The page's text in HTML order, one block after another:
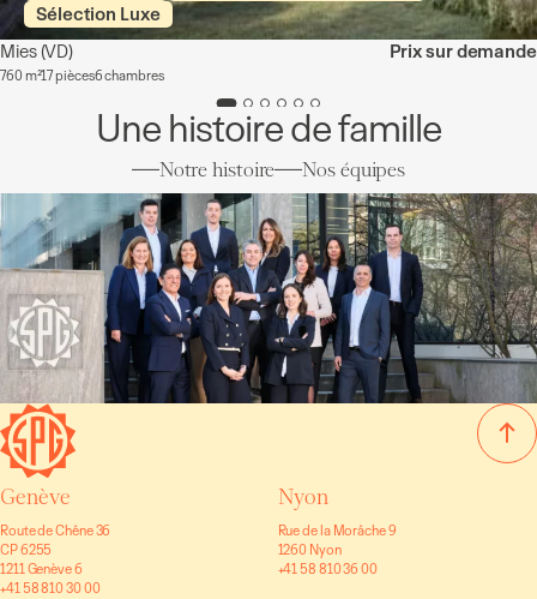
Sélection Luxe
Mies(VD)
760 m²17 pièces6 chambres
Prix sur demande
Une histoire de famille
Notre histoire Nos équipes
Genève
Route de Chêne 36
CP 6255
1211 Genève 6
+41 58 810 30 00
Nyon
Rue de la Morâche 9
1260 Nyon
+41 58 810 36 00